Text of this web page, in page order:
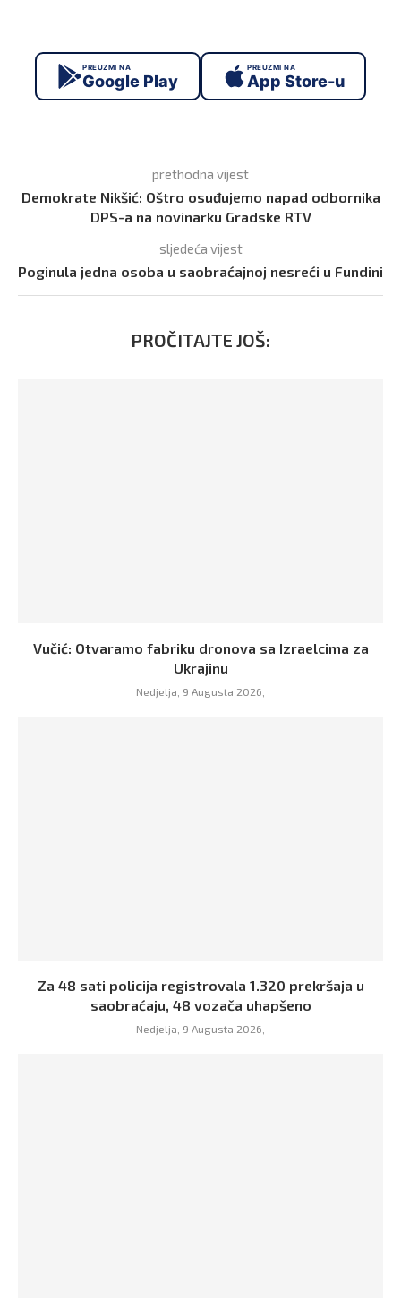
PREUZMI NA
Google Play
PREUZMI NA
App Store-u
prethodna vijest
Demokrate Nikšić: Oštro osuđujemo napad odbornika
DPS-a na novinarku Gradske RTV
sljedeća vijest
Poginula jedna osoba u saobraćajnoj nesreći u Fundini
PROČITAJTE JOŠ:
Vučić: Otvaramo fabriku dronova sa Izraelcima za
Ukrajinu
Nedjelja, 9 Augusta 2026,
Za 48 sati policija registrovala 1.320 prekršaja u
saobraćaju, 48 vozača uhapšeno
Nedjelja, 9 Augusta 2026,